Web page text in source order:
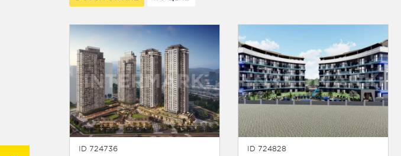
ID 724736 ID 724828